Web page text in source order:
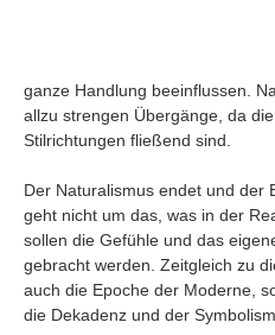
Navigation
News
Foren
Suchen
Kontaktieren
ganze Handlung beeinflussen.
allzu strengen Übergänge, da
Stilrichtungen fließend sind.
Der Naturalismus endet und der
geht nicht um das, was in der
sollen die Gefühle und das
gebracht werden. Zeitgleich zu
auch die Epoche der Moderne,
die Dekadenz und der